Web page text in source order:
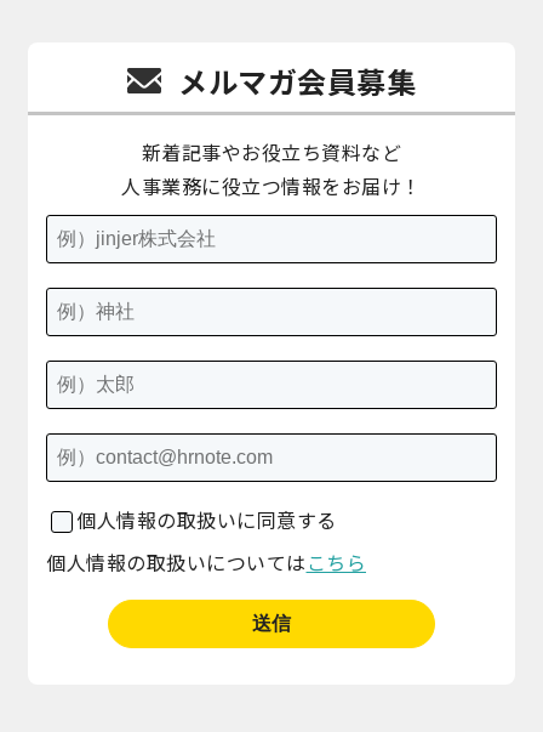
メルマガ会員募集
新着記事やお役立ち資料など
人事業務に役立つ情報をお届け！
個人情報の取扱いに同意する
個人情報の取扱いについては こちら